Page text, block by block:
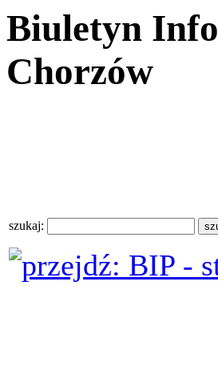
Biuletyn
Chorzów
szukaj: